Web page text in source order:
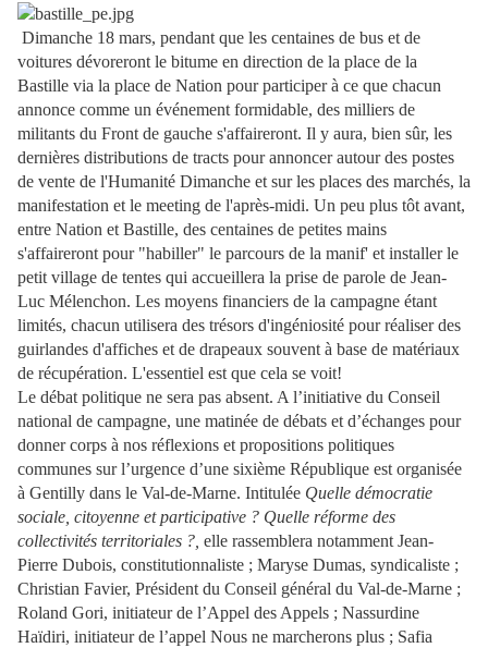
Dimanche 18 mars, pendant que les centaines de bus et de
voitures dévoreront le bitume en direction de la place de la
Bastille via la place de Nation pour participer à ce que chacun
annonce comme un événement formidable, des milliers de
militants du Front de gauche s'affaireront. Il y aura, bien sûr, les
dernières distributions de tracts pour annoncer autour des postes
de vente de l'Humanité Dimanche et sur les places des marchés, la
manifestation et le meeting de l'après-midi. Un peu plus tôt avant,
entre Nation et Bastille, des centaines de petites mains
s'affaireront pour "habiller" le parcours de la manif' et installer le
petit village de tentes qui accueillera la prise de parole de Jean-
Luc Mélenchon. Les moyens financiers de la campagne étant
limités, chacun utilisera des trésors d'ingéniosité pour réaliser des
guirlandes d'affiches et de drapeaux souvent à base de matériaux
de récupération. L'essentiel est que cela se voit!
Le débat politique ne sera pas absent. A l’initiative du Conseil
national de campagne, une matinée de débats et d’échanges pour
donner corps à nos réflexions et propositions politiques
communes sur l’urgence d’une sixième République est organisée
à Gentilly dans le Val-de-Marne. Intitulée Quelle démocratie
sociale, citoyenne et participative ? Quelle réforme des
collectivités territoriales ?, elle rassemblera notamment Jean-
Pierre Dubois, constitutionnaliste ; Maryse Dumas, syndicaliste ;
Christian Favier, Président du Conseil général du Val-de-Marne ;
Roland Gori, initiateur de l’Appel des Appels ; Nassurdine
Haïdiri, initiateur de l’appel Nous ne marcherons plus ; Safia